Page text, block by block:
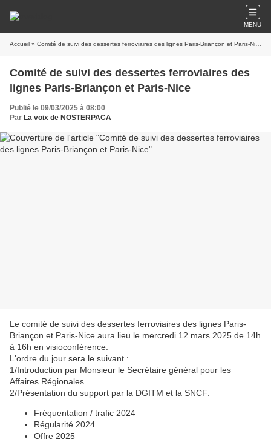
MENU
Accueil » Comité de suivi des dessertes ferroviaires des lignes Paris-Briançon et Paris-Nice
Comité de suivi des dessertes ferroviaires des
lignes Paris-Briançon et Paris-Nice
Publié le 09/03/2025 à 08:00
Par La voix de NOSTERPACA
Le comité de suivi des dessertes ferroviaires des lignes Paris-
Briançon et Paris-Nice aura lieu le mercredi 12 mars 2025 de 14h
à 16h en visioconférence.
L'ordre du jour sera le suivant :
1/Introduction par Monsieur le Secrétaire général pour les
Affaires Régionales
2/Présentation du support par la DGITM et la SNCF:
Fréquentation / trafic 2024
Régularité 2024
Offre 2025